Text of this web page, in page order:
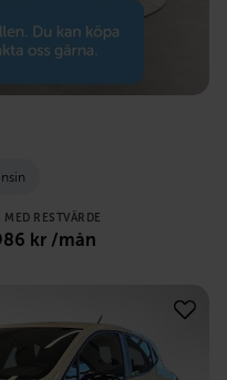
MED RESTVÄRDE
kr /mån